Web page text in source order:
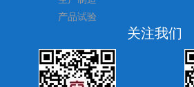
产品试验
关注我们